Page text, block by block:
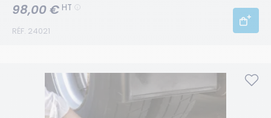
RÉF. 24021
98,00 € HT